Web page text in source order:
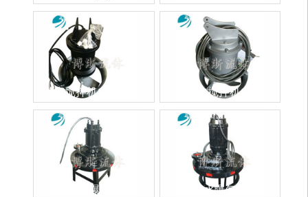
1、 QJB型潜水搅拌机结构紧
凑、操作维护简单、安装检修
方便、使用寿命长。 2、叶轮
具有zui佳的水力设计结构，工
作效率高，后掠式叶片具有自
洁功能可防杂物缠绕、堵塞。
一、QJB型潜水搅拌机性能特
点 1、 QJB型潜水搅拌机结构
紧凑、操作维护简单、安装检
修方便、使用寿命长。
潜水搅拌机QJB5-12C
一、QJB型潜水搅拌机性能特
点 1、 QJB型潜水搅拌机结构
紧凑、操作维护简单、安装检
修方便、使用寿命长。
一、QJB型潜水搅拌机性能特
点 1、 QJB型潜水搅拌机结构
紧凑、操作维护简单、安装检
修方便、使用寿命长。
潜水离心曝气机0.75 潜水曝气机